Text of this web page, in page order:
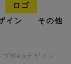
ロゴ
イン
その他
ブWebデザイン